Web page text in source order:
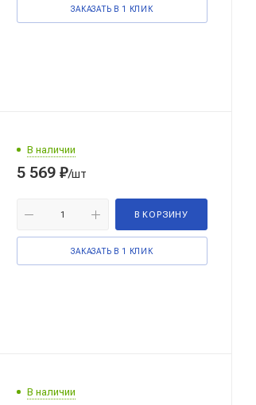
ЗАКАЗАТЬ В 1 КЛИК
В наличии
5 569 ₽/шт
В КОРЗИНУ
ЗАКАЗАТЬ В 1 КЛИК
В наличии